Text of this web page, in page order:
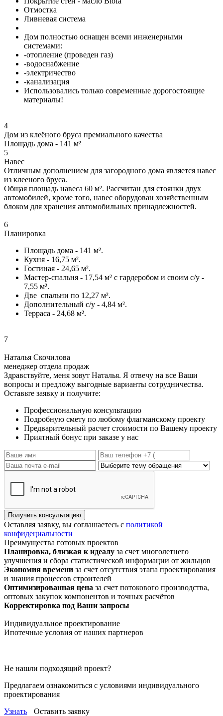
Отмостка
Ливневая система
Дом полностью оснащен всеми инженерными
системами:
-отопление (проведен газ)
-водоснабжение
-электричество
-канализация
Использовались только современные дорогостоящие
материалы!
4
Дом из клеёного бруса премиального качества
Площадь дома - 141 м²
5
Навес
Отличным дополнением для загородного дома является навес
из клееного бруса.
Общая площадь навеса 60 м². Рассчитан для стоянки двух
автомобилей, кроме того, навес оборудован хозяйственным
блоком для хранения автомобильных принадлежностей.
6
Планировка
Площадь дома - 141 м².
Кухня - 16,75 м².
Гостиная - 24,65 м².
Мастер-спальня - 17,54 м² с гардеробом и своим с/у -
7,55 м².
Две спальни по 12,27 м².
Дополнительный с/у - 4,84 м².
Терраса - 24,68 м².
7
Наталья Скочилова
менеджер отдела продаж
Здравствуйте, меня зовут Наталья. Я отвечу на все Ваши
вопросы и предложу выгодные варианты сотрудничества.
Оставьте заявку и получите:
Профессиональную консультацию
Подробную смету по любому флагманскому проекту
Предварительный расчет стоимости по Вашему проекту
Приятный бонус при заказе у нас
Получить консультацию
Оставляя заявку, вы соглашаетесь с политикой
конфидециальности
Преимущества готовых проектов
Планировка, близкая к идеалу за счет многолетнего
улучшения и сбора статистической информации от жильцов
Экономия времени за счет отсутствия этапа проектирования
и знания процессов строителей
Оптимизированная цена за счет потокового производства,
оптовых закупок компонентов и точных расчётов
Корректировка под Ваши запросы
Индивидуальное проектирование
Ипотечные условия от наших партнеров
Не нашли подходящий проект?
Предлагаем ознакомиться с условиями индивидуального
проектирования
Узнать
Оставить заявку